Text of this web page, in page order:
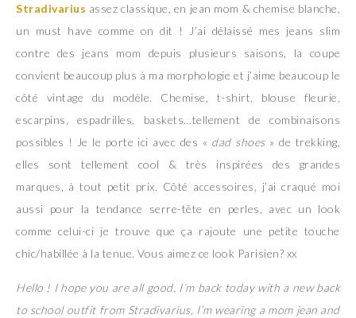
Stradivarius assez classique, en jean mom & chemise blanche,
un must have comme on dit ! J’ai délaissé mes jeans slim
contre des jeans mom depuis plusieurs saisons, la coupe
convient beaucoup plus à ma morphologie et j’aime beaucoup le
côté vintage du modèle. Chemise, t-shirt, blouse fleurie,
escarpins, espadrilles, baskets…tellement de combinaisons
possibles ! Je le porte ici avec des « dad shoes» de trekking,
elles sont tellement cool & très inspirées des grandes
marques, à tout petit prix. Côté accessoires, j’ai craqué moi
aussi pour la tendance serre-tête en perles, avec un look
comme celui-ci je trouve que ça rajoute une petite touche
chic/habillée à la tenue. Vous aimez ce look Parisien? xx
Hello ! I hope you are all good. I’m back today with a new back
to school outfit from Stradivarius, I’m wearing a mom jean and